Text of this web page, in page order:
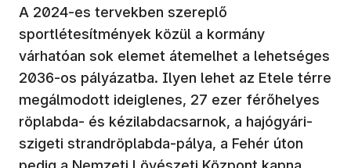
A 2024-es tervekben szereplő
sportlétesítmények közül a kormány
várhatóan sok elemet átemelhet a lehetséges
2036-os pályázatba. Ilyen lehet az Etele térre
megálmodott ideiglenes, 27 ezer férőhelyes
röplabda- és kézilabdacsarnok, a hajógyári-
szigeti strandröplabda-pálya, a Fehér úton